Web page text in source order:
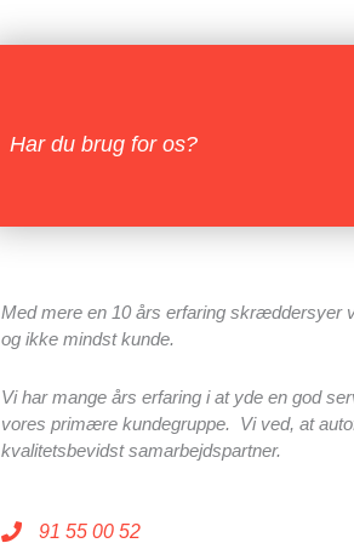
Har du brug for os?
Med mere en 10 års erfaring skræddersyer
og ikke mindst kunde.
Vi har mange års erfaring i at yde en god
vores primære kundegruppe. Vi ved, at
kvalitetsbevidst samarbejdspartner.
91 55 00 52